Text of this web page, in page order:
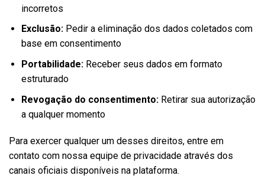
incorretos
Exclusão:Pedir a eliminação dos dados coletados com
base em consentimento
Portabilidade:Receber seus dados em formato
estruturado
Revogação do consentimento:Retirar sua autorização
a qualquer momento
Para exercer qualquer um desses direitos, entre em
contato com nossa equipe de privacidade através dos
canais oficiais disponíveis na plataforma.